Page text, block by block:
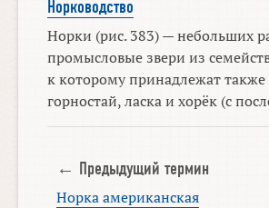
Норководство
Норки (рис. 383) — небольших
промысловые звери из
к которому принадлежат также
горностай, ласка и хорёк (с
← Предыдущий термин
Норка американская